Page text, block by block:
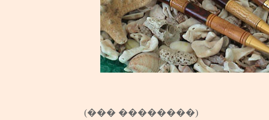
(��� ��������)